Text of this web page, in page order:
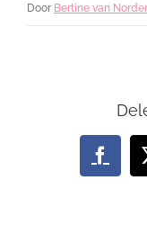
Door Bertine van